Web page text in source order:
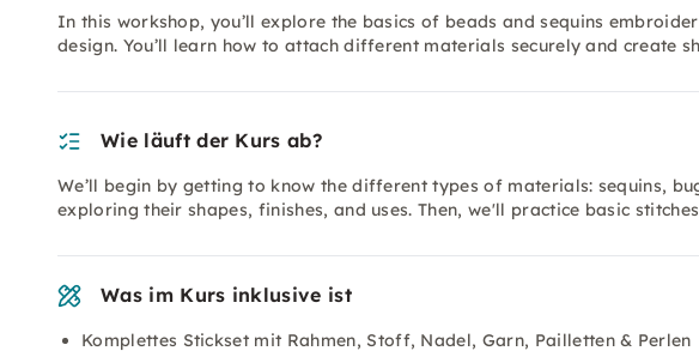
In this workshop, you’ll explore the basics of beads and sequins
design. You’ll learn how to attach different materials securely and create
Wie läuft der Kurs ab?
We’ll begin by getting to know the different types of materials: sequins,
exploring their shapes, finishes, and uses. Then, we'll practice basic
Was im Kurs inklusive ist
Komplettes Stickset mit Rahmen, Stoff, Nadel, Garn, Pailletten & Perlen